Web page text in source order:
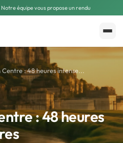
Notre équipe vous propose un rendu
Polarsteps
: 48 heures intense...
: 48 heures